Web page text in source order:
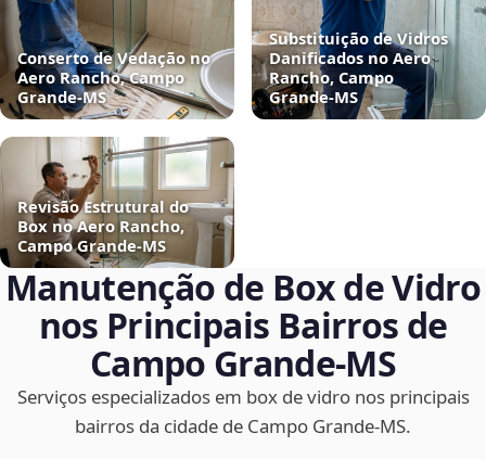
Conserto de Vedação no
Aero Rancho, Campo
Grande‑MS
Substituição de Vidros
Danificados no Aero
Rancho, Campo
Grande‑MS
Revisão Estrutural do
Box no Aero Rancho,
Campo Grande‑MS
Manutenção de Box de Vidro
nos Principais Bairros de
Campo Grande‑MS
Serviços especializados em box de vidro nos principais
bairros da cidade de Campo Grande‑MS.